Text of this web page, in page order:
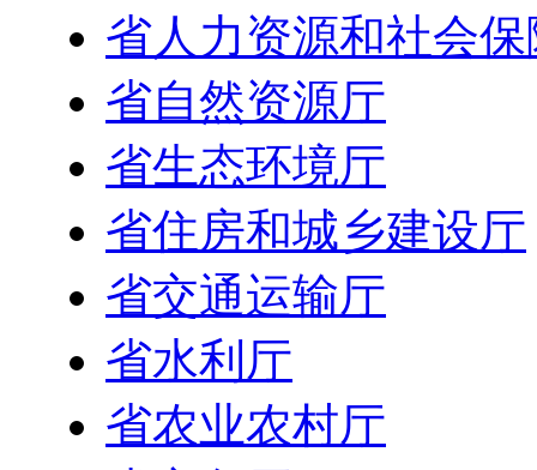
省人力资源和社会
省自然资源厅
省生态环境厅
省住房和城乡建设厅
省交通运输厅
省水利厅
省农业农村厅